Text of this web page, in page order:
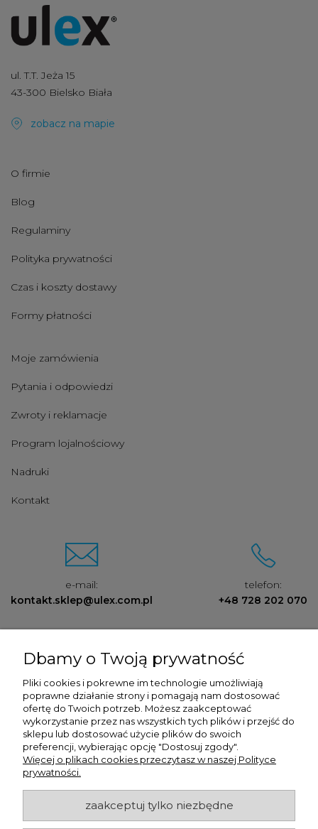
ul. T.T. Jeża 15
43-300 Bielsko Biała
zobacz na mapie
O firmie
Blog
Regulaminy
Polityka prywatności
Czas i koszty dostawy
Formy płatności
Moje zamówienia
Pytania i odpowiedzi
Zwroty i reklamacje
Program lojalnościowy
Nadruki
Kontakt
e-mail:
kontakt.sklep@ulex.com.pl
telefon:
+48 728 202 070
Ulex Sp. z O.O. , ul. T.T. Jeża 15, 43-300 Bielsko Biała, woj. śląskie,
tel:
728202070 kontakt.sklep@ulex.com.pl
, NIP:
9372470787
Dbamy o Twoją prywatność
Pliki cookies i pokrewne im technologie umożliwiają
poprawne działanie strony i pomagają nam dostosować
ofertę do Twoich potrzeb. Możesz zaakceptować
wykorzystanie przez nas wszystkich tych plików i przejść do
sklepu lub dostosować użycie plików do swoich
preferencji, wybierając opcję "Dostosuj zgody".
Więcej o plikach cookies przeczytasz w naszej Polityce
prywatności.
zaakceptuj tylko niezbędne